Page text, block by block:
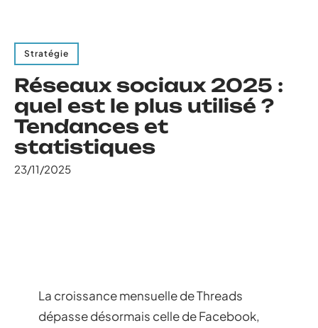
Stratégie
Réseaux sociaux 2025 :
quel est le plus utilisé ?
Tendances et
statistiques
23/11/2025
La croissance mensuelle de Threads
dépasse désormais celle de Facebook,